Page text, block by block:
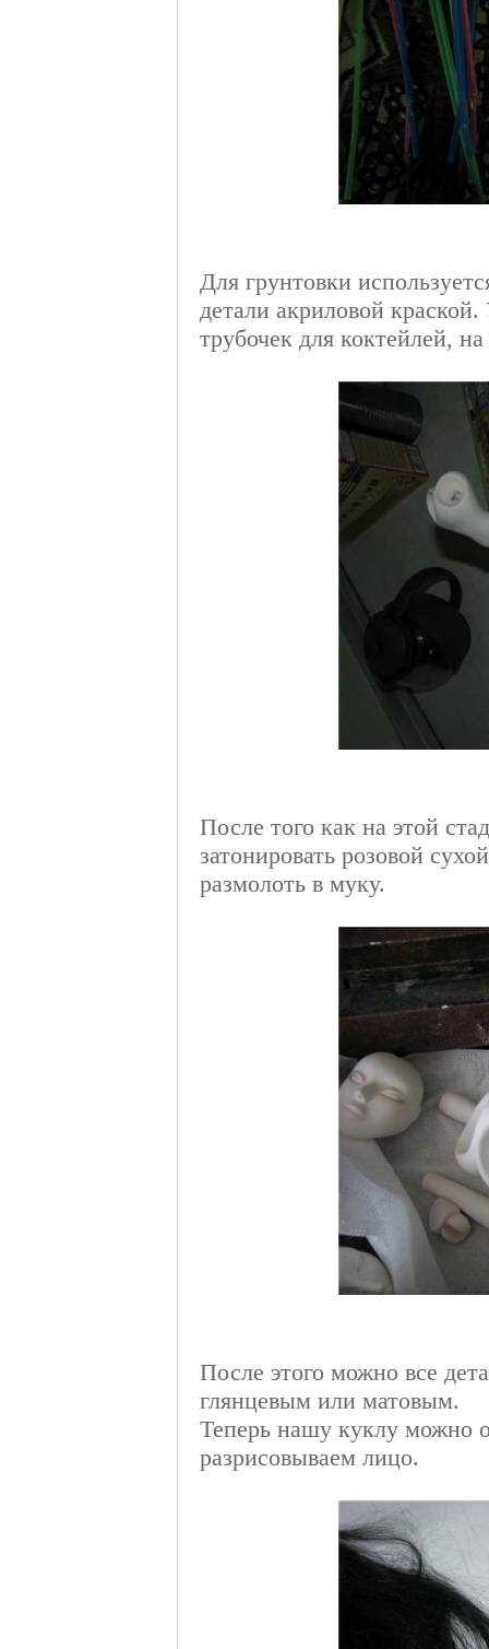
Для грунтовки
детали акриловой
трубочек для коктейлей,
После того как на этой
затонировать розовой
размолоть в муку.
После этого можно все
глянцевым или матовым.
Теперь нашу куклу можно
разрисовываем лицо.